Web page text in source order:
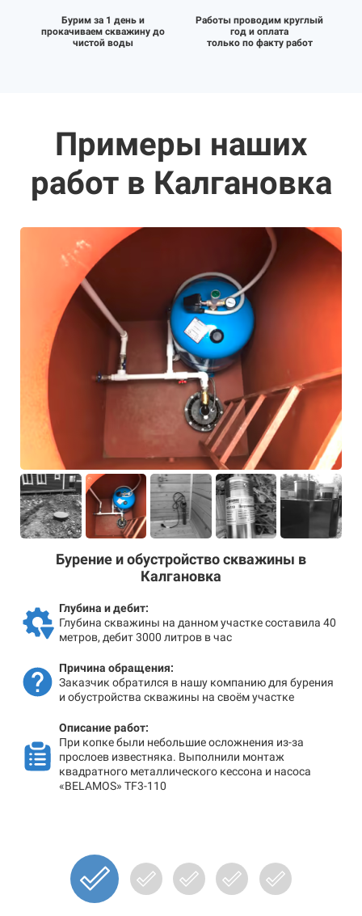
Бурим за 1 день и
прокачиваем скважину до
чистой воды
Работы проводим круглый
год и оплата
только по факту работ
Примеры наших
работ в Калгановка
Бурение и обустройство скважины в
Калгановка
Глубина и дебит:
Глубина скважины на данном участке составила 40
метров, дебит 3000 литров в час
Причина обращения:
Заказчик обратился в нашу компанию для бурения
и обустройства скважины на своём участке
Описание работ:
При копке были небольшие осложнения из-за
прослоев известняка. Выполнили монтаж
квадратного металлического кессона и насоса
«BELAMOS» TF3-110